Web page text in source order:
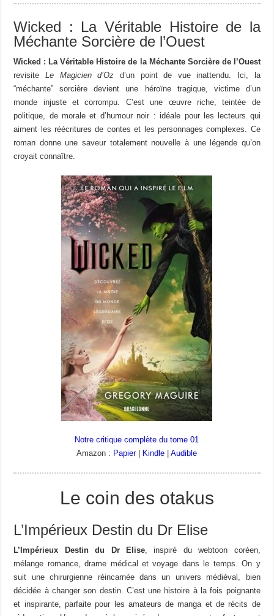
Wicked : La Véritable Histoire de la
Méchante Sorcière de l’Ouest
Wicked : La Véritable Histoire de la Méchante Sorcière de l’Ouest
revisite Le Magicien d’Oz d’un point de vue inattendu. Ici, la
“méchante” sorcière devient une héroïne tragique, victime d’un
monde injuste et corrompu. C’est une œuvre riche, teintée de
politique, de morale et d’humour noir : idéale pour les lecteurs qui
aiment les réécritures de contes et les personnages complexes. Ce
roman donne une saveur totalement nouvelle à une légende qu’on
croyait connaître.
Notre critique complète du tome 01
Amazon : Papier| Kindle |Audible
Le coin des otakus
L’Impérieux Destin du Dr Elise
L’Impérieux Destin du Dr Elise , inspiré du webtoon coréen,
mélange romance, drame médical et voyage dans le temps. On y
suit une chirurgienne réincarnée dans un univers médiéval, bien
décidée à changer son destin. C’est une histoire à la fois poignante
et inspirante, parfaite pour les amateurs de manga et de récits de